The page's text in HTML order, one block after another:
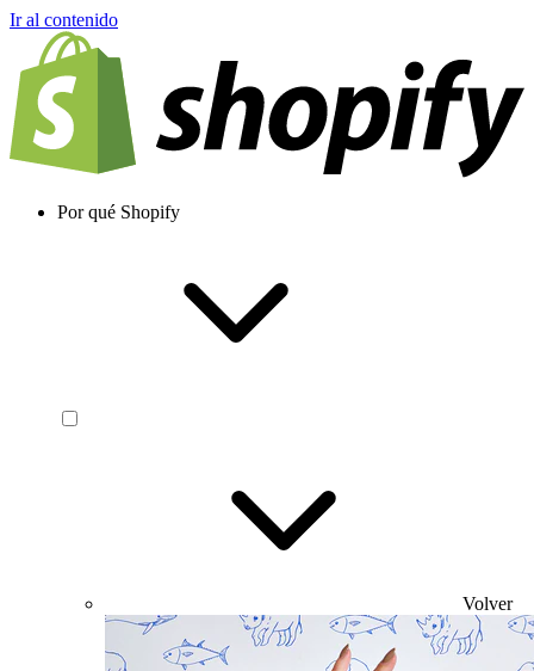
Ir al contenido
Por qué Shopify
Volver